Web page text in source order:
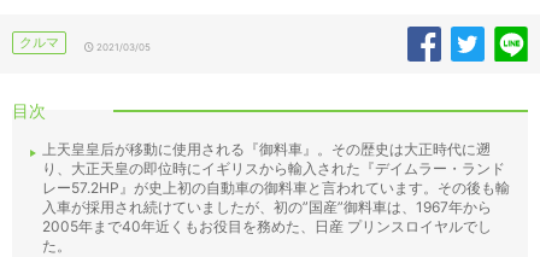
クルマ 2021/03/05
目次
上天皇皇后が移動に使用される『御料車』。その歴史は大正時代に遡
り、大正天皇の即位時にイギリスから輸入された『デイムラー・ランド
レー57.2HP』が史上初の自動車の御料車と言われています。その後も輸
入車が採用され続けていましたが、初の”国産”御料車は、1967年から
2005年まで40年近くもお役目を務めた、日産 プリンスロイヤルでし
た。